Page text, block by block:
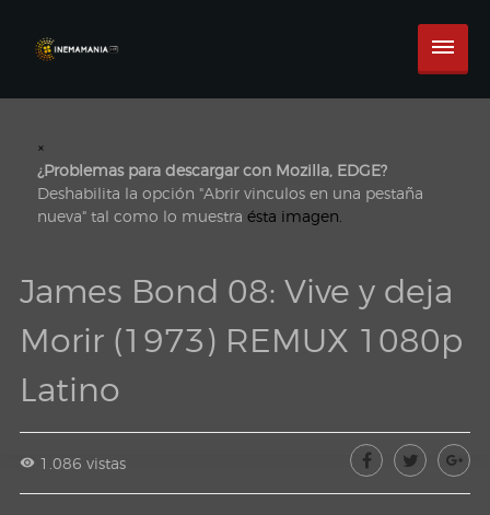
×
¿Problemas para descargar con Mozilla, EDGE?
Deshabilita la opción "Abrir vinculos en una pestaña
nueva" tal como lo muestra ésta imagen.
James Bond 08: Vive y deja
Morir (1973) REMUX 1080p
Latino
1.086 vistas